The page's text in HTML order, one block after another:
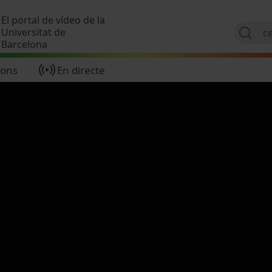
El portal de vídeo de la
Universitat de
Barcelona
En directe